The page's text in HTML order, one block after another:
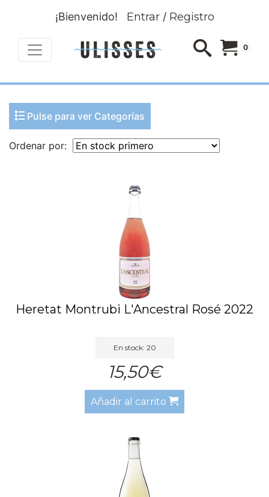
¡Bienvenido! Entrar/ Registro
0
Pulse para ver Categorías
Ordenar por:
Heretat Montrubi L'Ancestral Rosé 2022
En stock: 20
15,50€
Añadir al carrito